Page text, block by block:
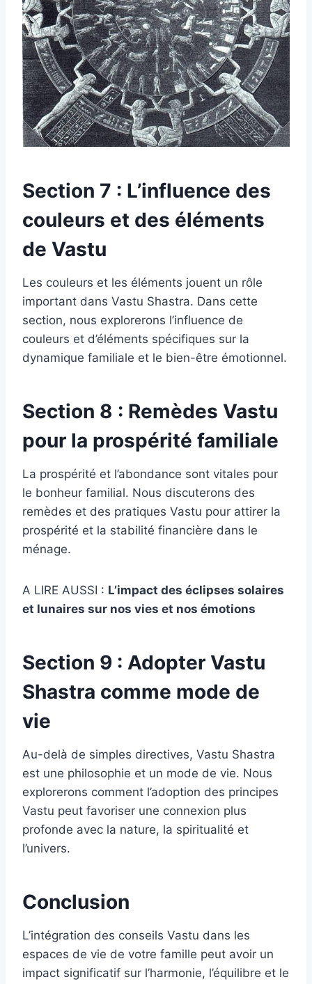
Section 7 : L’influence des
couleurs et des éléments
de Vastu
Les couleurs et les éléments jouent un rôle
important dans Vastu Shastra. Dans cette
section, nous explorerons l’influence de
couleurs et d’éléments spécifiques sur la
dynamique familiale et le bien-être émotionnel.
Section 8 : Remèdes Vastu
pour la prospérité familiale
La prospérité et l’abondance sont vitales pour
le bonheur familial. Nous discuterons des
remèdes et des pratiques Vastu pour attirer la
prospérité et la stabilité financière dans le
ménage.
A LIRE AUSSI : L’impact des éclipses solaires
et lunaires sur nos vies et nos émotions
Section 9 : Adopter Vastu
Shastra comme mode de
vie
Au-delà de simples directives, Vastu Shastra
est une philosophie et un mode de vie. Nous
explorerons comment l’adoption des principes
Vastu peut favoriser une connexion plus
profonde avec la nature, la spiritualité et
l’univers.
Conclusion
L’intégration des conseils Vastu dans les
espaces de vie de votre famille peut avoir un
impact significatif sur l’harmonie, l’équilibre et le